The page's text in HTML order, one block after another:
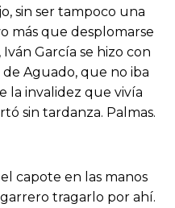
sin ser tampoco una
más que desplomarse
García se hizo con
Aguado, que no iba
la invalidez que vivía
sin tardanza. Palmas.
capote en las manos
tragarlo por ahí.